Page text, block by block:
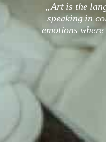
„Art is the
speaking in
emotions